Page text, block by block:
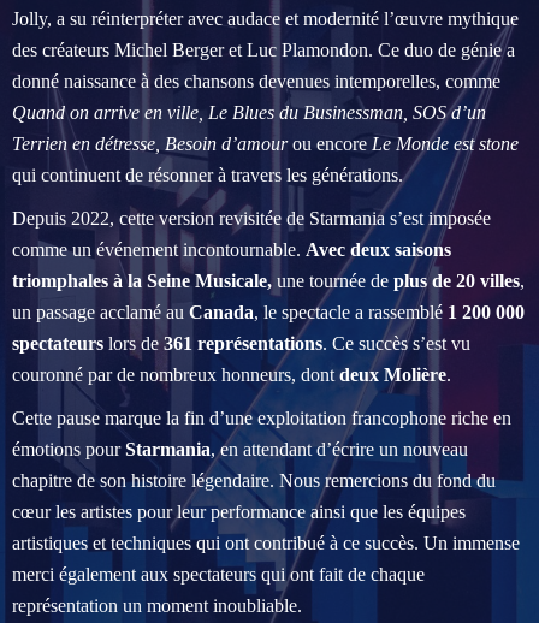
Jolly, a su réinterpréter avec audace et modernité l’œuvre mythique
des créateurs Michel Berger et Luc Plamondon. Ce duo de génie a
donné naissance à des chansons devenues intemporelles, comme
Quand on arrive en ville, Le Blues du Businessman, SOS d’un
Terrien en détresse, Besoin d’amourou encore Le Monde est stone
qui continuent de résonner à travers les générations.
Depuis 2022, cette version revisitée de Starmania s’est imposée
comme un événement incontournable. Avec deux saisons
triomphales à la Seine Musicale, une tournée de plus de 20 villes,
un passage acclamé au Canada, le spectacle a rassemblé 1 200 000
spectateurs lors de 361 représentations. Ce succès s’est vu
couronné par de nombreux honneurs, dont deux Molière.
Cette pause marque la fin d’une exploitation francophone riche en
émotions pourStarmania, en attendant d’écrire un nouveau
chapitre de son histoire légendaire. Nous remercions du fond du
cœur les artistes pour leur performance ainsi que les équipes
artistiques et techniques qui ont contribué à ce succès. Un immense
merci également aux spectateurs qui ont fait de chaque
représentation un moment inoubliable.